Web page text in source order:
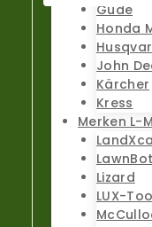
Güde
Honda
John
Kärcher
Kress
Merken L-M
Lizard
LUX-